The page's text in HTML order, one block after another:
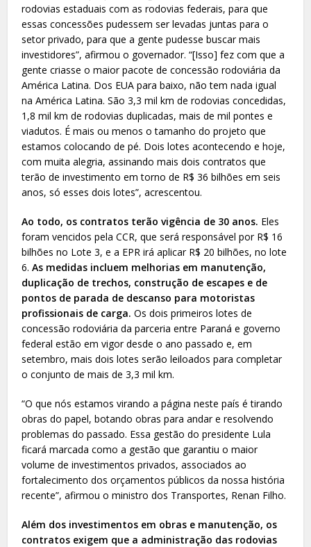
rodovias estaduais com as rodovias federais, para que
essas concessões pudessem ser levadas juntas para o
setor privado, para que a gente pudesse buscar mais
investidores”, afirmou o governador. “[Isso] fez com que a
gente criasse o maior pacote de concessão rodoviária da
América Latina. Dos EUA para baixo, não tem nada igual
na América Latina. São 3,3 mil km de rodovias concedidas,
1,8 mil km de rodovias duplicadas, mais de mil pontes e
viadutos. É mais ou menos o tamanho do projeto que
estamos colocando de pé. Dois lotes acontecendo e hoje,
com muita alegria, assinando mais dois contratos que
terão de investimento em torno de R$ 36 bilhões em seis
anos, só esses dois lotes”, acrescentou.
Ao todo, os contratos terão vigência de 30 anos. Eles
foram vencidos pela CCR, que será responsável por R$ 16
bilhões no Lote 3, e a EPR irá aplicar R$ 20 bilhões, no lote
6. As medidas incluem melhorias em manutenção,
duplicação de trechos, construção de escapes e de
pontos de parada de descanso para motoristas
profissionais de carga. Os dois primeiros lotes de
concessão rodoviária da parceria entre Paraná e governo
federal estão em vigor desde o ano passado e, em
setembro, mais dois lotes serão leiloados para completar
o conjunto de mais de 3,3 mil km.
“O que nós estamos virando a página neste país é tirando
obras do papel, botando obras para andar e resolvendo
problemas do passado. Essa gestão do presidente Lula
ficará marcada como a gestão que garantiu o maior
volume de investimentos privados, associados ao
fortalecimento dos orçamentos públicos da nossa história
recente”, afirmou o ministro dos Transportes, Renan Filho.
Além dos investimentos em obras e manutenção, os
contratos exigem que a administração das rodovias